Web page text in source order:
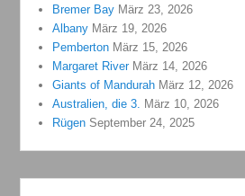
Bremer Bay März 23, 2026
Albany März 19, 2026
Pemberton März 15, 2026
Margaret River März 14, 2026
Giants of Mandurah März 12, 2026
Australien, die 3.
März 10, 2026
Rügen September 24, 2025